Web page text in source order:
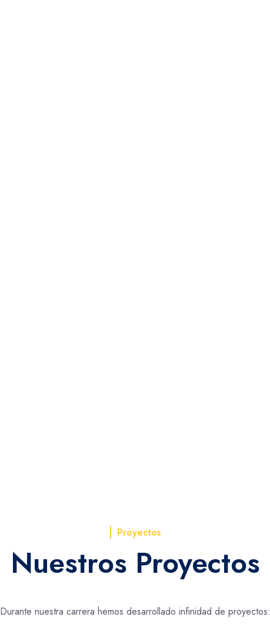
Proyectos
Nuestros Proyectos
Durante nuestra carrera hemos desarrollado infinidad de proyectos: